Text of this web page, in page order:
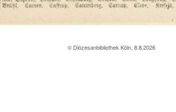
© Diözesanbibliothek Köln, 8.8.2026